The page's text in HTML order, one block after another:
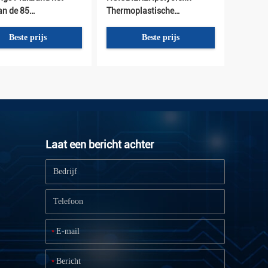
de 85
Beste prijs
Thermoplastische
Beste prijs
van pvc Hete
Band 150
20mm Breedte
Beste prijs
Opgeruimde 80mic van de
treksterkte1.855mpa Hete
Smelting voor
Gegalvaniseerde C/U-Spijker
Beste prijs
Laat een bericht achter